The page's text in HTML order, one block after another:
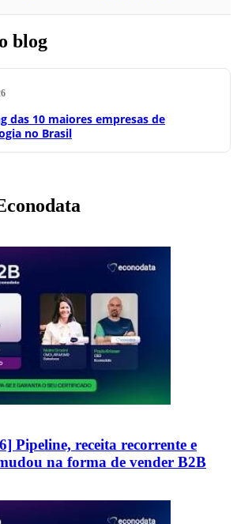
blog
das 10 maiores empresas de
no Brasil
Pipeline, receita recorrente e
na forma de vender B2B